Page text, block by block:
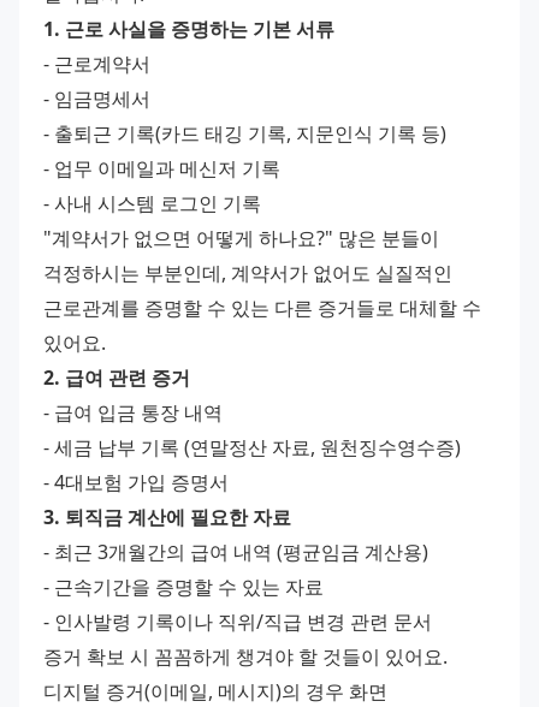
1. 근로 사실을 증명하는 기본 서류
- 근로계약서
- 임금명세서
- 출퇴근 기록(카드 태깅 기록, 지문인식 기록 등)
- 업무 이메일과 메신저 기록
- 사내 시스템 로그인 기록
"계약서가 없으면 어떻게 하나요?" 많은 분들이
걱정하시는 부분인데, 계약서가 없어도 실질적인
근로관계를 증명할 수 있는 다른 증거들로 대체할 수
있어요.
2. 급여 관련 증거
- 급여 입금 통장 내역
- 세금 납부 기록 (연말정산 자료, 원천징수영수증)
- 4대보험 가입 증명서
3. 퇴직금 계산에 필요한 자료
- 최근 3개월간의 급여 내역 (평균임금 계산용)
- 근속기간을 증명할 수 있는 자료
- 인사발령 기록이나 직위/직급 변경 관련 문서
증거 확보 시 꼼꼼하게 챙겨야 할 것들이 있어요.
디지털 증거(이메일, 메시지)의 경우 화면